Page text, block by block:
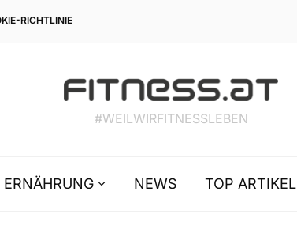
RICHTLINIE
#WEILWIRFITNESSLEBEN
ERNÄHRUNG NEWS TOP ARTIKEL